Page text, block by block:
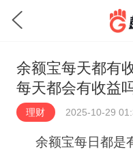
余额宝每天都有
每天都会有收益
理财 2025-10-29
余额宝每日都是